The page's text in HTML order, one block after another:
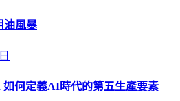
油風暴
何定義AI時代的第五生產要素